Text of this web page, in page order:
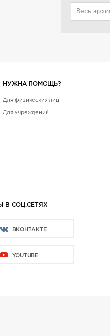
Весь
НУЖНА ПОМОЩЬ?
Для физических лиц
Для учреждений
В СОЦ.СЕТЯХ
ВКОНТАКТЕ
YOUTUBE